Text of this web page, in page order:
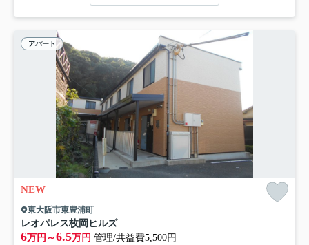
アパート
NEW
東大阪市東豊浦町
レオパレス枚岡ヒルズ
6万円～6.5万円 管理/共益費5,500円